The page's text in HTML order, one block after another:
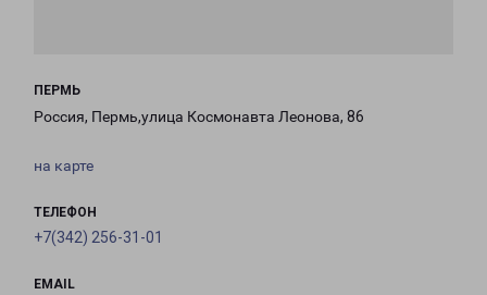
ПЕРМЬ
Россия, Пермь,улица Космонавта Леонова, 86
на карте
ТЕЛЕФОН
+7(342) 256-31-01
EMAIL